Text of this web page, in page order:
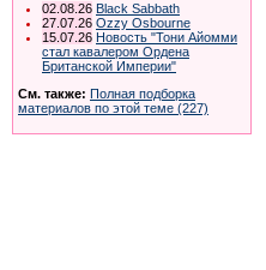
02.08.26 Black Sabbath
27.07.26 Ozzy Osbourne
15.07.26 Новость "Тони Айомми
стал кавалером Ордена
Британской Империи"
См. также: Полная подборка
материалов по этой теме (227)